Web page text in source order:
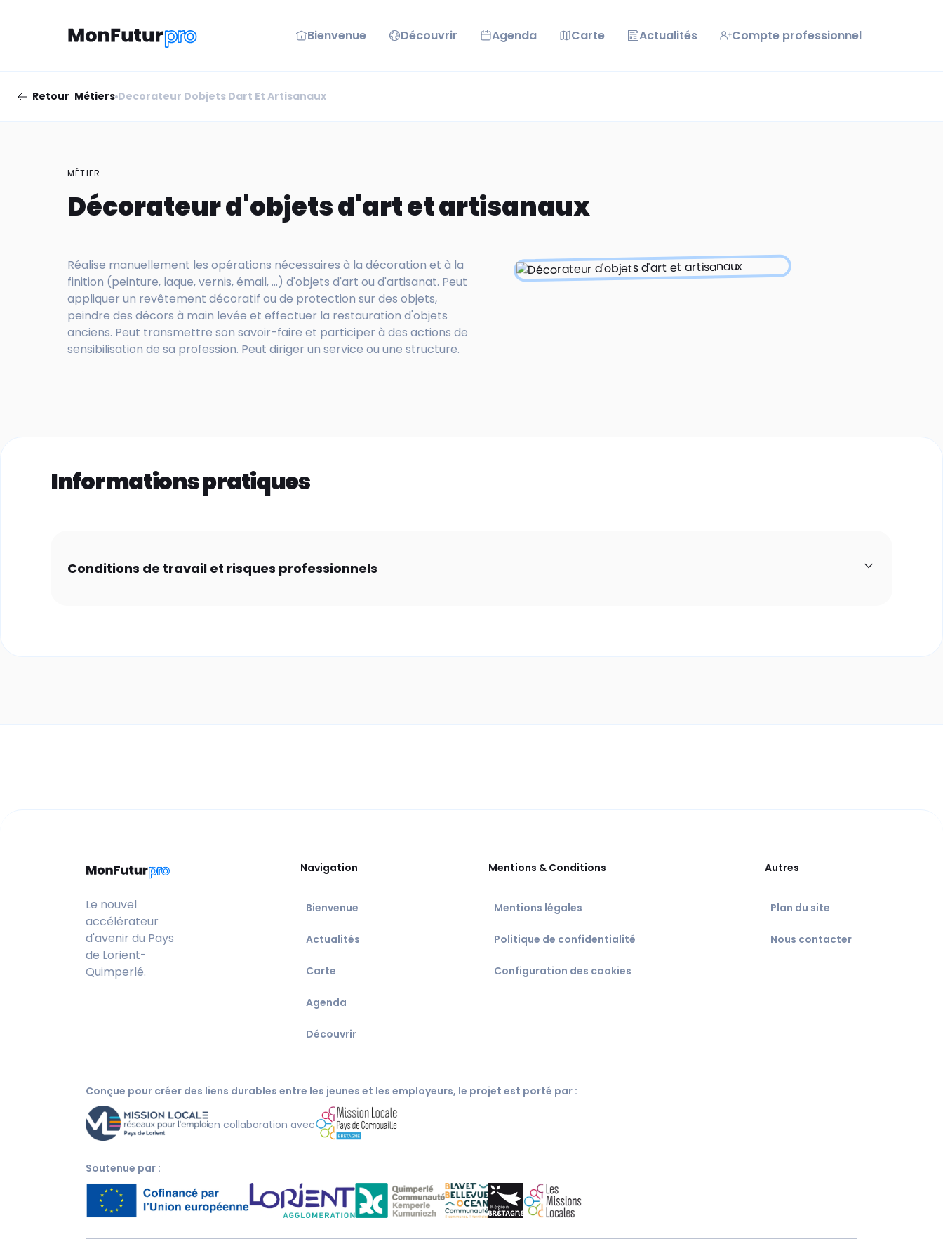
Bienvenue Découvrir Agenda Carte Actualités Compte professionnel
Retour Métiers Decorateur Dobjets Dart Et Artisanaux
MÉTIER
Décorateur d'objets d'art et artisanaux
Réalise manuellement les opérations nécessaires à la décoration et à la
finition (peinture, laque, vernis, émail, ...) d'objets d'art ou d'artisanat. Peut
appliquer un revêtement décoratif ou de protection sur des objets,
peindre des décors à main levée et effectuer la restauration d'objets
anciens. Peut transmettre son savoir-faire et participer à des actions de
sensibilisation de sa profession. Peut diriger un service ou une structure.
Informations pratiques
Conditions de travail et risques professionnels
Le nouvel
accélérateur
d'avenir du Pays
de Lorient-
Quimperlé.
Navigation
Bienvenue
Actualités
Carte
Agenda
Découvrir
Mentions & Conditions
Mentions légales
Politique de confidentialité
Configuration des cookies
Autres
Plan du site
Nous contacter
Conçue pour créer des liens durables entre les jeunes et les employeurs, le projet est porté par :
en collaboration avec
Soutenue par :